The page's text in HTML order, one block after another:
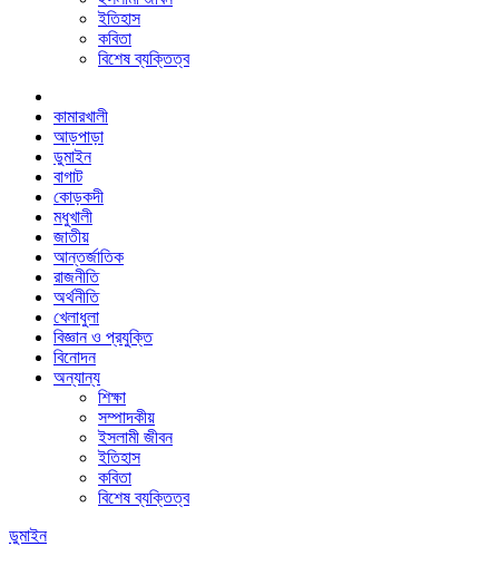
ইতিহাস
কবিতা
বিশেষ ব্যক্তিত্ব
কামারখালী
আড়পাড়া
ডুমাইন
বাগাট
কোড়কদী
মধুখালী
জাতীয়
আন্তর্জাতিক
রাজনীতি
অর্থনীতি
খেলাধুলা
বিজ্ঞান ও প্রযুক্তি
বিনোদন
অন্যান্য
শিক্ষা
সম্পাদকীয়
ইসলামী জীবন
ইতিহাস
কবিতা
বিশেষ ব্যক্তিত্ব
ডুমাইন